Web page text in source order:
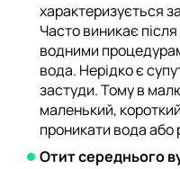
характеризується
Часто виникає
водними
вода. Нерідко є
застуди. Тому в
маленький,
проникати вода або
Отит середнього